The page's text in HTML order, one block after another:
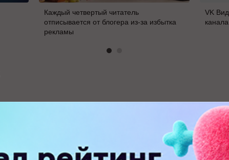
Каждый четвертый читатель
отписывается от блогера из-за избытка
рекламы
VK